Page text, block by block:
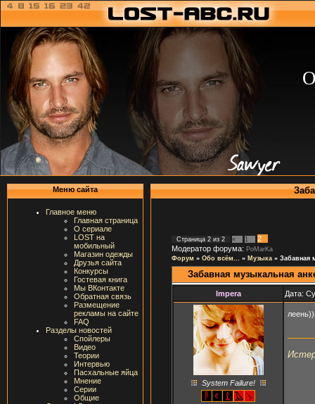
Меню сайта
Главное меню
Главная страница
О сериале
LOST на
мобильный
Магазин одежды
Друзья сайта
Конкурсы
Гостевая книга
Мы ВКонтакте
Обратная связь
Размещение
рекламы на сайте
FAQ
Разделы новостей
Спойлеры
Видео
Теории
Интервью
Пасхальные яйца
Мнение
Серии
Общие
Страница 2 из 2 « 1
2
Модератор форума: PoMarKa
Форум » Обо всём... » Музыка » Забавная
Забавная музыкальная
Impera Дата:
System Failure!